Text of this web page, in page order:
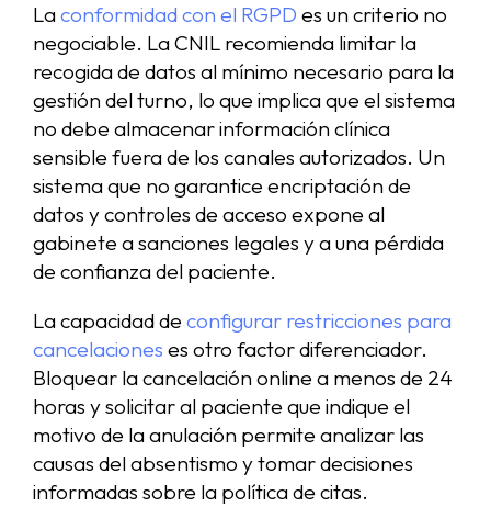
Laconformidad con el RGPD es un criterio no
negociable. La CNIL recomienda limitar la
recogida de datos al mínimo necesario para la
gestión del turno, lo que implica que el sistema
no debe almacenar información clínica
sensible fuera de los canales autorizados. Un
sistema que no garantice encriptación de
datos y controles de acceso expone al
gabinete a sanciones legales y a una pérdida
de confianza del paciente.
La capacidad de configurar restricciones para
cancelaciones es otro factor diferenciador.
Bloquear la cancelación online a menos de 24
horas y solicitar al paciente que indique el
motivo de la anulación permite analizar las
causas del absentismo y tomar decisiones
informadas sobre la política de citas.